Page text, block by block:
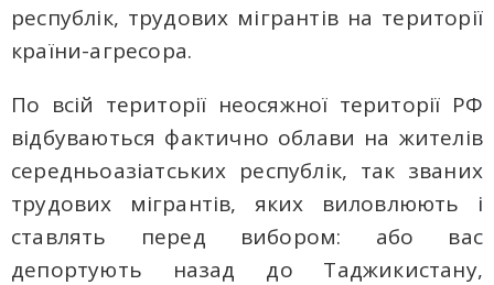
республік, трудових мігрантів на території
країни-агресора.
По всій території неосяжної території РФ
відбуваються фактично облави на жителів
середньоазіатських республік, так званих
трудових мігрантів, яких виловлюють і
ставлять перед вибором: або вас
депортують назад до Таджикистану,